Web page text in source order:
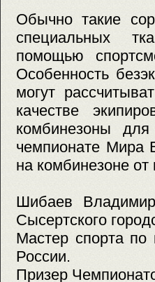
Обычно такие
специальных
помощью
Особенность
могут
качестве
комбинезоны
чемпионате Мира
на комбинезоне
Шибаев
Сысертского
Мастер спорта по
России.
Призер